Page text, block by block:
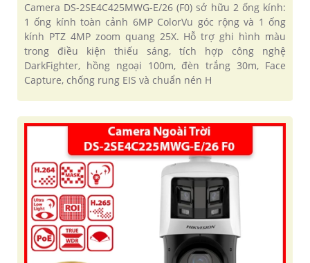
Camera DS-2SE4C425MWG-E/26 (F0) sở hữu 2 ống kính:
1 ống kính toàn cảnh 6MP ColorVu góc rộng và 1 ống
kính PTZ 4MP zoom quang 25X. Hỗ trợ ghi hình màu
trong điều kiện thiếu sáng, tích hợp công nghệ
DarkFighter, hồng ngoại 100m, đèn trắng 30m, Face
Capture, chống rung EIS và chuẩn nén H